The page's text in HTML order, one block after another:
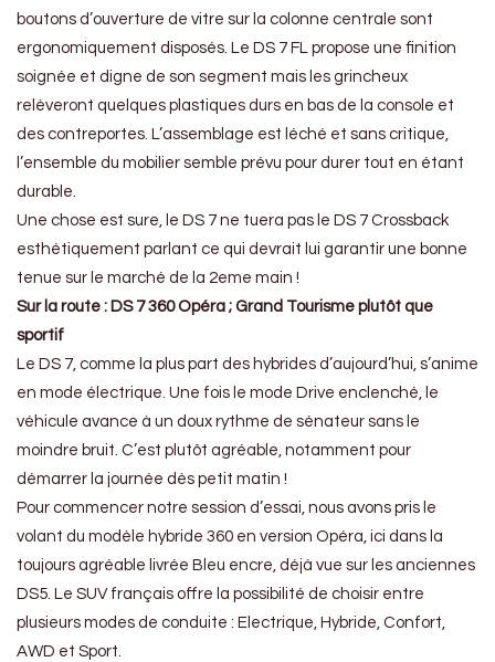
boutons d’ouverture de vitre sur la colonne centrale sont
ergonomiquement disposés. Le DS 7 FL propose une finition
soignée et digne de son segment mais les grincheux
relèveront quelques plastiques durs en bas de la console et
des contreportes. L’assemblage est léché et sans critique,
l’ensemble du mobilier semble prévu pour durer tout en étant
durable.
Une chose est sure, le DS 7 ne tuera pas le DS 7 Crossback
esthétiquement parlant ce qui devrait lui garantir une bonne
tenue sur le marché de la 2eme main !
Sur la route : DS 7 360 Opéra ; Grand Tourisme plutôt que
sportif
Le DS 7, comme la plus part des hybrides d’aujourd’hui, s’anime
en mode électrique. Une fois le mode Drive enclenché, le
véhicule avance à un doux rythme de sénateur sans le
moindre bruit. C’est plutôt agréable, notamment pour
démarrer la journée dès petit matin !
Pour commencer notre session d’essai, nous avons pris le
volant du modèle hybride 360 en version Opéra, ici dans la
toujours agréable livrée Bleu encre, déjà vue sur les anciennes
DS5. Le SUV français offre la possibilité de choisir entre
plusieurs modes de conduite : Electrique, Hybride, Confort,
AWD et Sport.